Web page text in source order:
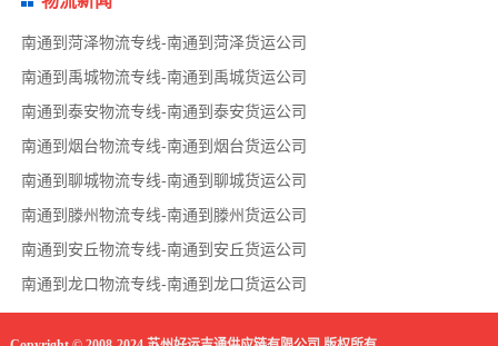
南通到菏泽物流专线-南通到菏泽货运公司
南通到禹城物流专线-南通到禹城货运公司
南通到泰安物流专线-南通到泰安货运公司
南通到烟台物流专线-南通到烟台货运公司
南通到聊城物流专线-南通到聊城货运公司
南通到滕州物流专线-南通到滕州货运公司
南通到安丘物流专线-南通到安丘货运公司
南通到龙口物流专线-南通到龙口货运公司